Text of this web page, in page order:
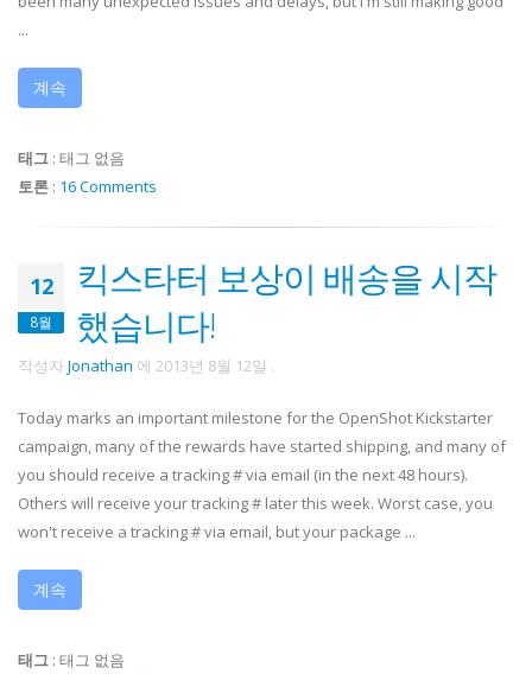
...
계속
태그 : 태그 없음
토론 : 16 Comments
12
8월
킥스타터 보상이 배송을 시작
했습니다!
작성자Jonathan 에 2013년 8월 12일 .
Today marks an important milestone for the OpenShot Kickstarter
campaign, many of the rewards have started shipping, and many of
you should receive a tracking # via email (in the next 48 hours).
Others will receive your tracking # later this week. Worst case, you
won't receive a tracking # via email, but your package ...
계속
태그 : 태그 없음